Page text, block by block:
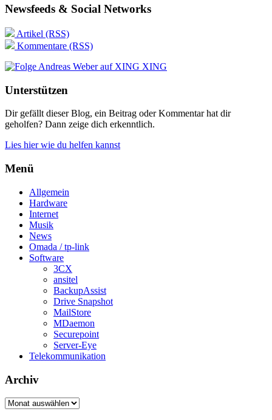
Newsfeeds & Social Networks
Artikel (RSS)
Kommentare (RSS)
XING
Unterstützen
Dir gefällt dieser Blog, ein Beitrag oder Kommentar hat dir
geholfen? Dann zeige dich erkenntlich.
Lies hier wie du helfen kannst
Menü
Allgemein
Hardware
Internet
Musik
News
Omada / tp-link
Software
3CX
ansitel
BackupAssist
Drive Snapshot
MailStore
MDaemon
Securepoint
Server-Eye
Telekommunikation
Archiv
Archiv